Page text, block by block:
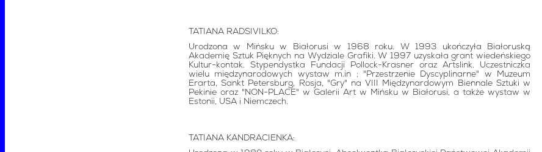
TATIANA RADSIVILKO:
Urodzona w Mińsku w Białorusi w 1968 roku. W 1993 ukończyła Białoruską
Akademię Sztuk Pięknych na Wydziale Grafiki. W 1997 uzyskała grant wiedeńskiego
Kultur-kontak. Stypendystka Fundacji Pollock-Krasner oraz Artslink. Uczestniczka
wielu międzynarodowych wystaw m.in ; "Przestrzenie Dyscyplinarne" w Muzeum
Erarta, Sankt Petersburg, Rosja, "Gry" na VIII Międzynardowym Biennale Sztuki w
Pekinie oraz "NON-PLACE" w Galerii Art w Mińsku w Białorusi, a także wystaw w
Estonii, USA i Niemczech.
TATIANA KANDRACIENKA: